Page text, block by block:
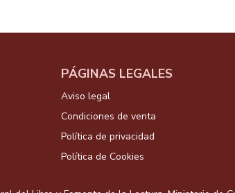
PÁGINAS LEGALES
Aviso legal
Condiciones de venta
Política de privacidad
Política de Cookies